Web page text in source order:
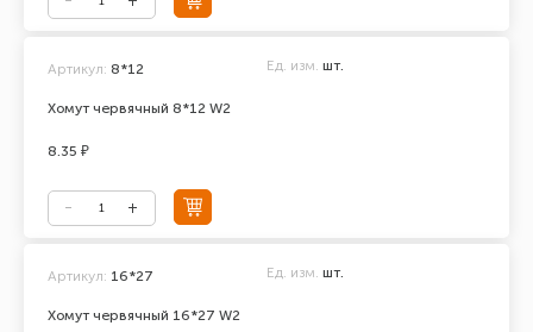
Хомут червячный 8*12 W2
Артикул: 8*12 Ед. изм. шт.
8.35 ₽
Хомут червячный 16*27 W2
Артикул: 16*27 Ед. изм. шт.